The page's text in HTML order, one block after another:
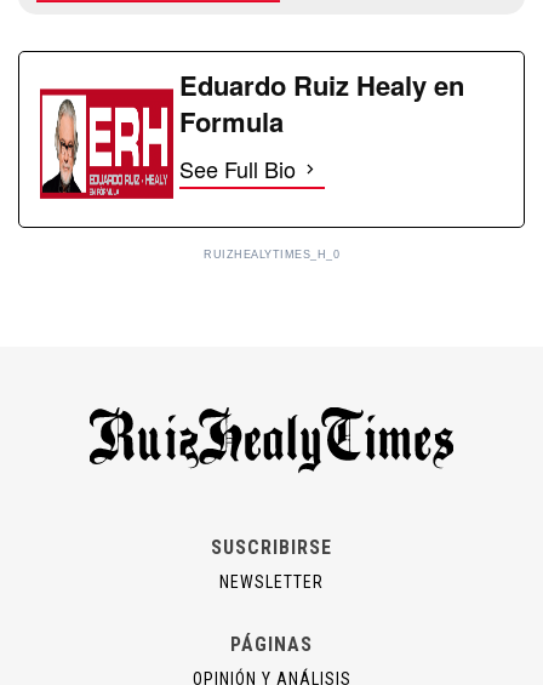
Eduardo Ruiz Healy en
Formula
See Full Bio
RUIZHEALYTIMES_H_0
SUSCRIBIRSE
NEWSLETTER
PÁGINAS
OPINIÓN Y ANÁLISIS